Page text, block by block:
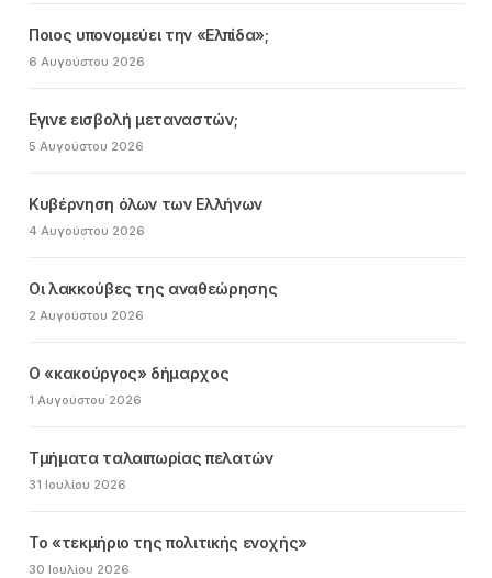
Ποιος υπονομεύει την «Ελπίδα»;
6 Αυγούστου 2026
Εγινε εισβολή μεταναστών;
5 Αυγούστου 2026
Κυβέρνηση όλων των Ελλήνων
4 Αυγούστου 2026
Οι λακκούβες της αναθεώρησης
2 Αυγούστου 2026
Ο «κακούργος» δήμαρχος
1 Αυγούστου 2026
Τμήματα ταλαιπωρίας πελατών
31 Ιουλίου 2026
Το «τεκμήριο της πολιτικής ενοχής»
30 Ιουλίου 2026